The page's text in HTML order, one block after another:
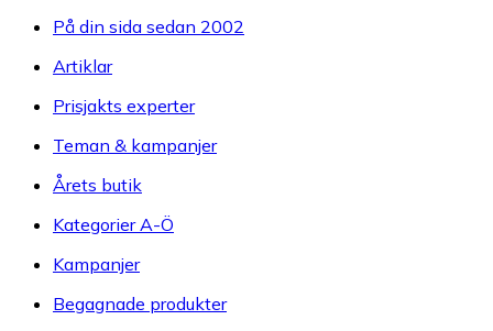
På din sida sedan 2002
Artiklar
Prisjakts experter
Teman & kampanjer
Årets butik
Kategorier A-Ö
Kampanjer
Begagnade produkter